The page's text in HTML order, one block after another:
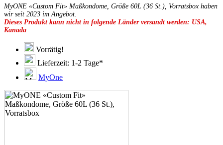
49D
49E
49F
49G
51C
51D
51E
51F
51G
53C
53D
53E
MyONE «Custom Fit» Maßkondome, Größe 60L (36 St.), Vorratsbox haben
wir seit 2023 im Angebot.
Dieses Produkt kann nicht in folgende Länder versandt werden: USA,
Kanada
Vorrätig!
Lieferzeit: 1-2 Tage*
MyOne